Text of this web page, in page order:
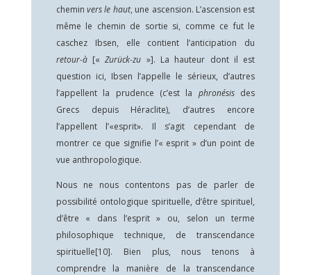
cheminvers le haut, une ascension. L’ascension est
même le chemin de sortie si, comme ce fut le
caschez Ibsen, elle contient l’anticipation du
retour-à [«Zurück-zu »]. La hauteur dont il est
question ici, Ibsen l’appelle le sérieux, d’autres
l’appellent la prudence (c’est la phronésis des
Grecs depuis Héraclite), d’autres encore
l’appellent l’«esprit». Il s’agit cependant de
montrer ce que signifie l’« esprit » d’un point de
vue anthropologique.
Nous ne nous contentons pas de parler de
possibilité ontologique spirituelle, d’être spirituel,
d’être « dans l’esprit » ou, selon un terme
philosophique technique, de transcendance
spirituelle[10]. Bien plus, nous tenons à
comprendre la manière de la transcendance